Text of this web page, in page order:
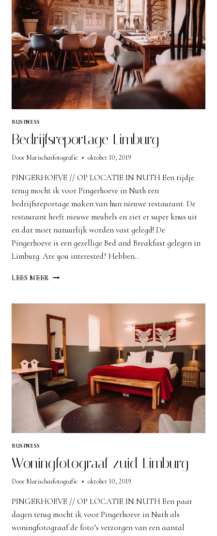
BUSINESS
Bedrijfsreportage Limburg
Door Marischasfotografie oktober 10, 2019
PINGERHOEVE // OP LOCATIE IN NUTH Een tijdje
terug mocht ik voor Pingerhoeve in Nuth een
bedrijfsreportage maken van hun nieuwe restaurant. De
restaurant heeft nieuwe meubels en ziet er super knus uit
en dat moet natuurlijk worden vast gelegd! De
Pingerhoeve is een gezellige Bed and Breakfast gelegen in
Limburg. Are you interested? Hebben…
LEES MEER BEDRIJFSREPORTAGE
BUSINESS
Woningfotograaf zuid Limburg
Door Marischasfotografie oktober 10, 2019
PINGERHOEVE // OP LOCATIE IN NUTH Een paar
dagen terug mocht ik voor Pingerhoeve in Nuth als
woningfotograaf de foto’s verzorgen van een aantal